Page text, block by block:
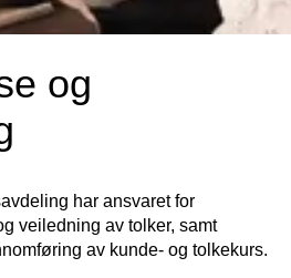
og
har ansvaret for
veiledning av tolker, samt
av kunde- og tolkekurs.